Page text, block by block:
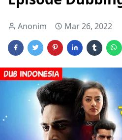
Anonim Mar 26, 2022